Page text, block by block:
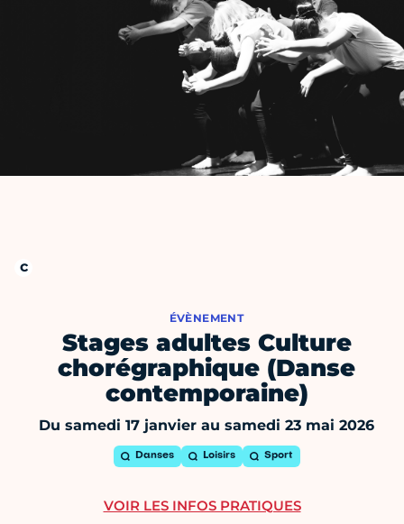
ÉVÈNEMENT
Stages adultes Culture
chorégraphique (Danse
contemporaine)
Du samedi 17 janvier au samedi 23 mai 2026
Danses Loisirs Sport
VOIR LES INFOS PRATIQUES